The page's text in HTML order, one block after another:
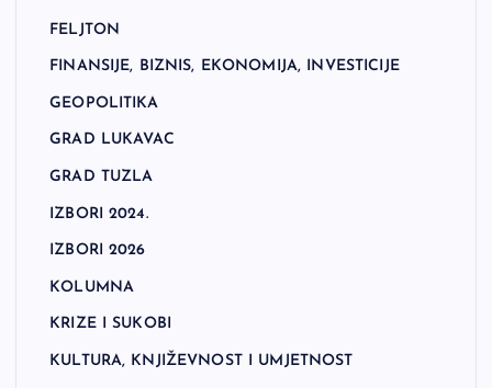
FELJTON
FINANSIJE, BIZNIS, EKONOMIJA, INVESTICIJE
GEOPOLITIKA
GRAD LUKAVAC
GRAD TUZLA
IZBORI 2024.
IZBORI 2026
KOLUMNA
KRIZE I SUKOBI
KULTURA, KNJIŽEVNOST I UMJETNOST